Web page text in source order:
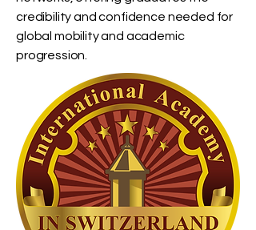
credibility and confidence needed for
global mobility and academic
progression.